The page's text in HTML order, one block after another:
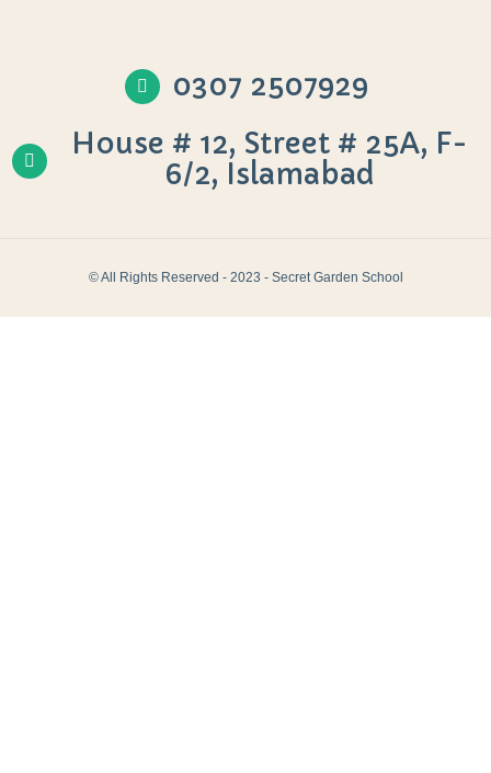
0307 2507929
House # 12, Street # 25A, F-
6/2, Islamabad
© All Rights Reserved - 2023 - Secret Garden School